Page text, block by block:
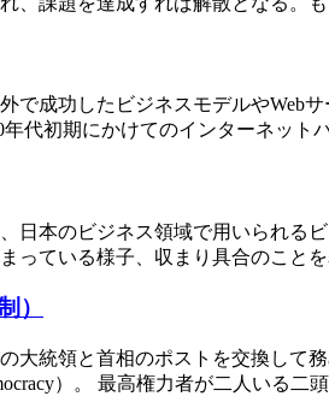
で成功したビジネスモデルやWeb
年代初期にかけてのインターネッ
日本のビジネス領域で用いられる
っている様子、収まり具合のこ
）
大統領と首相のポストを交換して
）。 最高権力者が二人いる